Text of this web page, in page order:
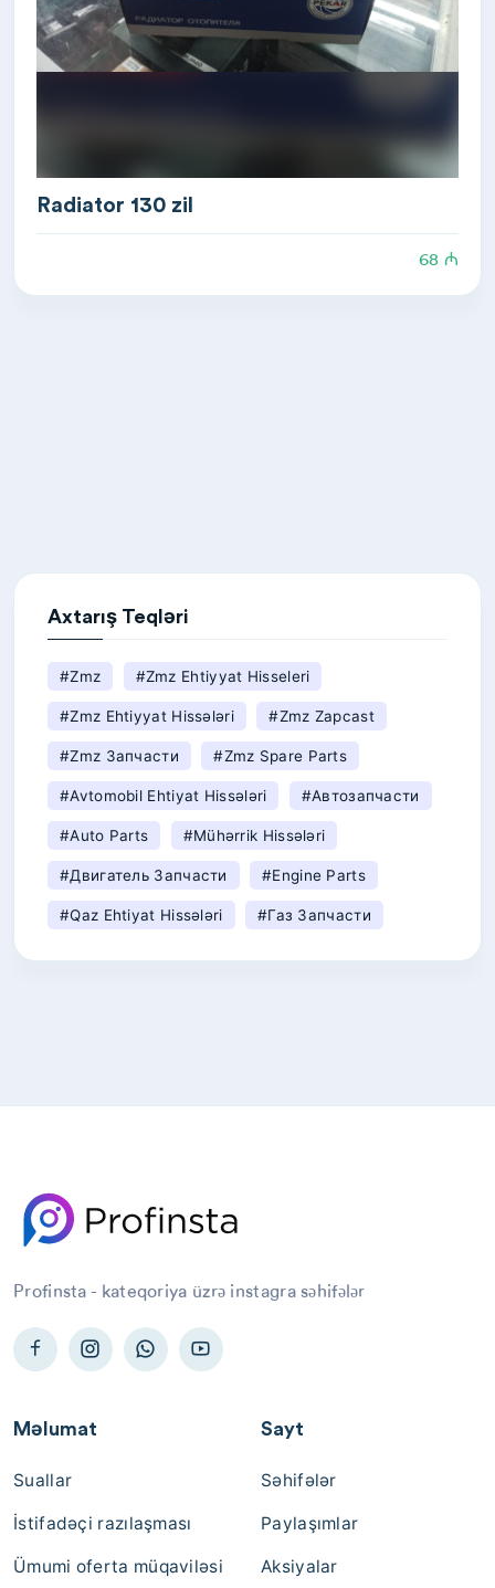
Axtarış Teqləri
#zmz #zmz Ehtiyyat Hisseleri
#zmz Ehtiyyat Hissələri #zmz Zapcast
#zmz Запчасти #zmz Spare Parts
#avtomobil Ehtiyat Hissələri #автозапчасти
#auto Parts #mühərrik Hissələri
#двигатель Запчасти #engine Parts
#qaz Ehtiyat Hissələri #газ Запчасти
Radiator 130 zil
68 ₼
Profinsta - kateqoriya üzrə instagra səhifələr
Məlumat
Suallar
İstifadəçi razılaşması
Ümumi oferta müqaviləsi
Sayt
Səhifələr
Paylaşımlar
Aksiyalar